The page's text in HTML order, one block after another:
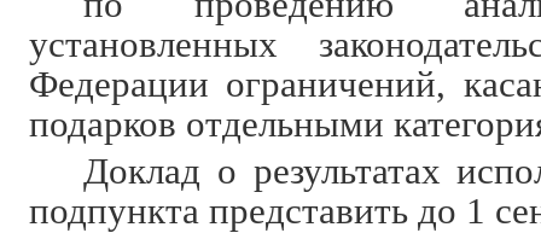
установленных
Федерации ограничений,
подарков отдельными
Доклад о результатах
подпункта представить до 1